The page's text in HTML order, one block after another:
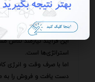
Analytics و یا ابزارهای داخلی پلتفرم‌های تبلیغاتی استفاده کرد.
با در نظر گرفتن تمامی
وسایل نقلیه موتوری را
این فرآیند نیازمند تلاش
استراتژی‌ها است.
اما با صرف وقت و انرژی
دست یافت و فروش را به